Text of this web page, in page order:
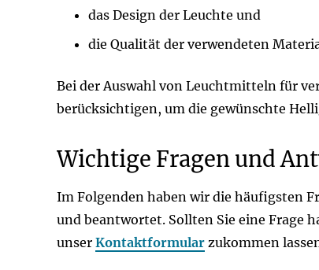
das Design der Leuchte und
die Qualität der verwendeten
Bei der Auswahl von Leuchtmitteln für
berücksichtigen, um die gewünschte
Wichtige Fragen und
Im Folgenden haben wir die häufigsten
und beantwortet. Sollten Sie eine Frage
unser Kontaktformular zukommen